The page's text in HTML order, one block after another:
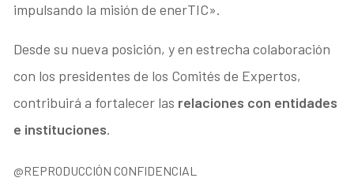
impulsando la misión de enerTIC».
Desde su nueva posición, y en estrecha colaboración
con los presidentes de los Comités de Expertos,
contribuirá a fortalecer las relaciones con entidades
e instituciones.
@REPRODUCCIÓN CONFIDENCIAL